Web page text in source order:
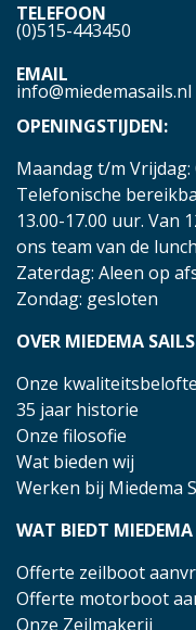
TELEFOON
(0)515-443450
EMAIL
info@miedemasails.nl
OPENINGSTIJDEN:
Maandag t/m Vrijdag:
Telefonische
13.00-17.00 uur. Van
ons team van de
Zaterdag: Aleen op
Zondag: gesloten
OVER MIEDEMA SAILS
Onze
35 jaar historie
Onze filosofie
Wat bieden wij
Werken bij Miedema
WAT BIEDT
Offerte zeilboot
Offerte motorboot
Onze Zeilmakerij